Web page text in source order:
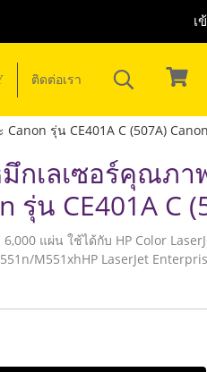
เ
ติดต่อเรา
รุ่น CE401A C (507A)
กเลเซอร์คุณภา
รุ่น CE401A C
แผ่น ใช้ได้กับ HP Color
M551xhHP LaserJet